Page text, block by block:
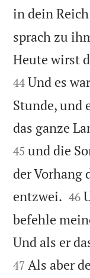
in dein
sprach zu
Heute wirst
44 Und es
Stunde, und
das ganze
45 und die
der Vorhang
entzwei. 

46
befehle
Und als er
47 Als aber